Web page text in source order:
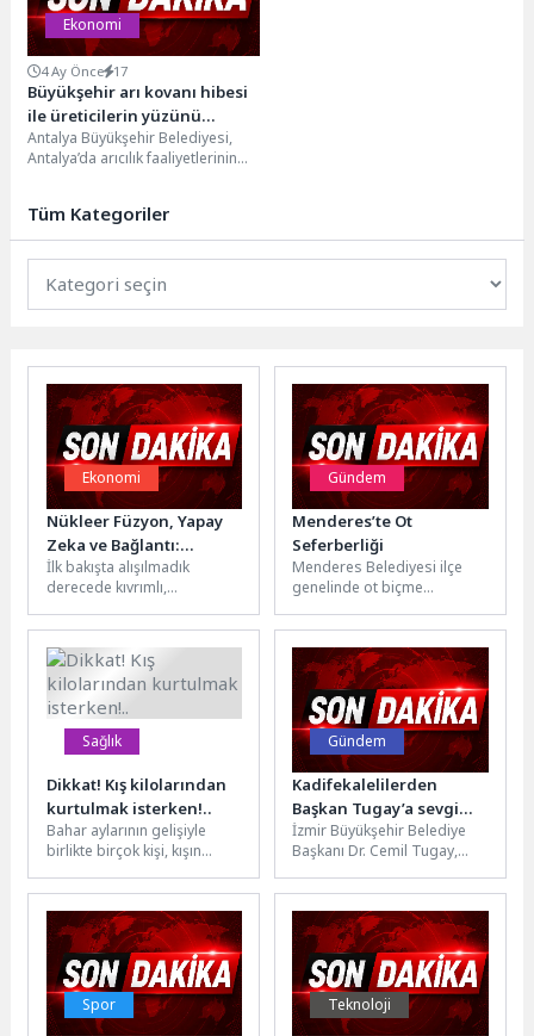
Ekonomi
4 Ay Önce 17
Büyükşehir arı kovanı hibesi
ile üreticilerin yüzünü
güldürüyor
Antalya Büyükşehir Belediyesi,
Antalya’da arıcılık faaliyetlerinin
Büyükşehir Belediyesi,...
Tüm Kategoriler
Ekonomi
Nükleer Füzyon, Yapay
Zeka ve Bağlantı:
Geleceğin Endüstrisini
Şekillendiren Üç Temel
Güç
İlk bakışta alışılmadık
derecede kıvrımlı,
formu andırıyor. Ancak bu
yapı ne insan...
Gündem
Menderes’te Ot
Seferberliği
Menderes Belediyesi ilçe
genelinde ot biçme
Kalabalık ot biçme ekibiyle
sahaya çıkan Park...
Sağlık
Dikkat! Kış kilolarından
kurtulmak isterken!..
Bahar aylarının gelişiyle
birlikte birçok kişi, kışın
kurtulmak ve ‘yaza fit
girmek’...
Gündem
Kadifekalelilerden
Başkan Tugay’a sevgi
seli
İzmir Büyükşehir Belediye
Başkanı Dr. Cemil Tugay,
"Kadifekale Uçurtma Şenliği
Sergisi: Kuyruğundaki
Hikayeler-Gökyüzüne...
Spor Teknoloji